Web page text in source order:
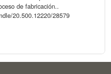
de fabricación..
20.500.12220/28579